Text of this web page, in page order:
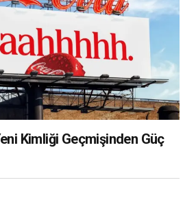
Kimliği Geçmişinden Güç